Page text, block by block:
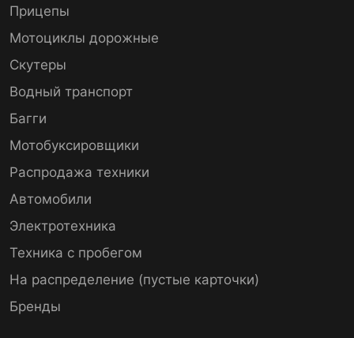
Прицепы
Мотоциклы дорожные
Скутеры
Водный транспорт
Багги
Мотобуксировщики
Распродажа техники
Автомобили
Электротехника
Техника с пробегом
На распределение (пустые карточки)
Бренды